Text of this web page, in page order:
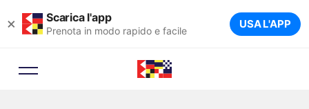
× Scarica l'app
Prenota in modo rapido e facile USA L'APP